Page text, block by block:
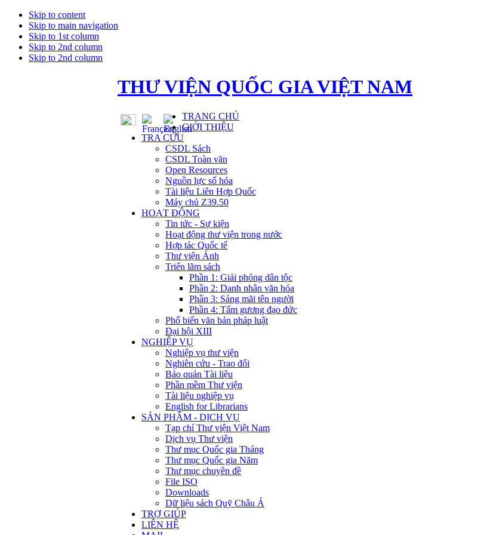
Skip to content
Skip to main navigation
Skip to 1st column
Skip to 2nd column
Skip to 2nd column
THƯ VIỆN QUỐC GIA VIỆT NAM
TRANG CHỦ
GIỚI THIỆU
TRA CỨU
CSDL Sách
CSDL Toàn văn
Open Resources
Nguồn lực số hóa
Tài liệu Liên Hợp Quốc
Máy chủ Z39.50
HOẠT ĐỘNG
Tin tức - Sự kiện
Hoạt động thư viện trong nước
Hợp tác Quốc tế
Thư viện Ảnh
Triển lãm sách
Phần 1: Giải phóng dân tộc
Phần 2: Danh nhân văn hóa
Phần 3: Sáng mãi tên người
Phần 4: Tấm gương đạo đức
Phổ biến văn bản pháp luật
Đại hội XIII
NGHIỆP VỤ
Nghiệp vụ thư viện
Nghiên cứu - Trao đổi
Bảo quản Tài liệu
Phần mềm Thư viện
Tài liệu nghiệp vụ
English for Librarians
SẢN PHẨM - DỊCH VỤ
Tạp chí Thư viện Việt Nam
Dịch vụ Thư viện
Thư mục Quốc gia Tháng
Thư mục Quốc gia Năm
Thư mục chuyên đề
File ISO
Downloads
Dữ liệu sách Quỹ Châu Á
TRỢ GIÚP
LIÊN HỆ